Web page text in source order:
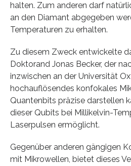
halten. Zum anderen darf
an den Diamant abgegeben
Temperaturen zu erhalten.
Zu diesem Zweck entwickelte
Doktorand Jonas Becker, der
inzwischen an der Universität
hochauflösendes konfokales
Quantenbits präzise darstellen
dieser Qubits bei Millikelvin-
Laserpulsen ermöglicht.
Gegenüber anderen gängigen
mit Mikrowellen, bietet dieses